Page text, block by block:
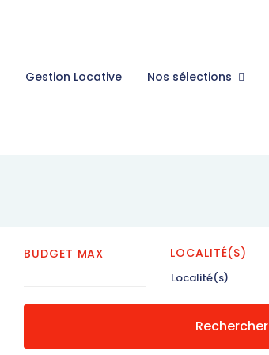
Gestion Locative Nos sélections
BUDGET MAX LOCALITÉ(S)
Localité(s)
Rechercher